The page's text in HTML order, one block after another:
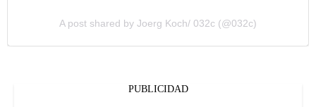
A post shared by Joerg Koch/ 032c (@032c)
PUBLICIDAD